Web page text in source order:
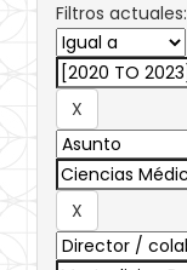
Filtros actuales: